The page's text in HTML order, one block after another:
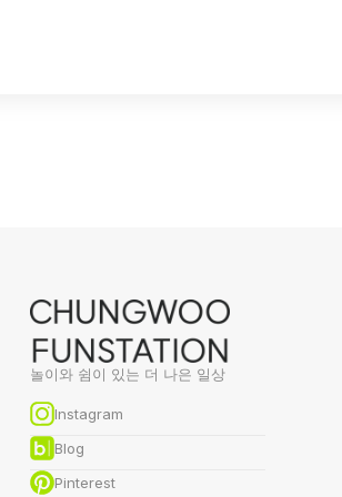
놀이와 쉼이 있는 더 나은 일상
Instagram
Blog
Pinterest